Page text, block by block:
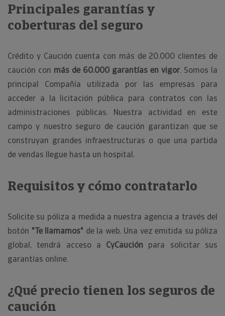
Principales garantías y
coberturas del seguro
Crédito y Caución cuenta con más de 20.000 clientes de
caución con más de 60.000 garantías en vigor. Somos la
principal Compañía utilizada por las empresas para
acceder a la licitación pública para contratos con las
administraciones públicas. Nuestra actividad en este
campo y nuestro seguro de caución garantizan que se
construyan grandes infraestructuras o que una partida
de vendas llegue hasta un hospital.
Requisitos y cómo contratarlo
Solicite su póliza a medida a nuestra agencia a través del
botón "Te llamamos" de la web. Una vez emitida su póliza
global, tendrá acceso a CyCaución para solicitar sus
garantías online.
¿Qué precio tienen los seguros de
caución